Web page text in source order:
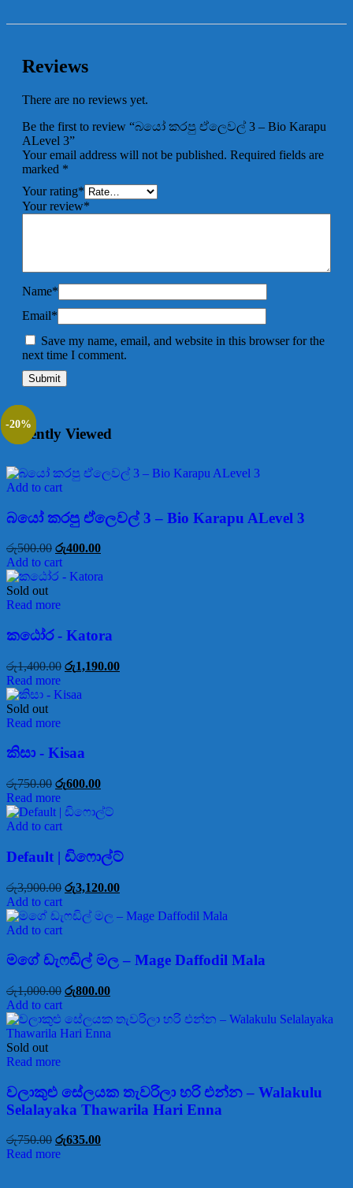
Reviews
There are no reviews yet.
Be the first to review “බයෝ කරපු ඒලෙවල් 3 – Bio Karapu
ALevel 3”
Your email address will not be published. Required fields are
marked *
Your rating*
Your review*
Name*
Email*
Save my name, email, and website in this browser for the
next time I comment.
Recently Viewed
-20%
Add to cart
බයෝ කරපු ඒලෙවල් 3 – Bio Karapu ALevel 3
රු500.00 රු400.00
Add to cart
Sold out
Read more
කඨෝර - Katora
රු1,400.00 රු1,190.00
Read more
Sold out
Read more
කිසා - Kisaa
රු750.00 රු600.00
Read more
-20%
Add to cart
Default | ඩිෆොල්ට්
රු3,900.00 රු3,120.00
Add to cart
-20%
Add to cart
මගේ ඩැෆඩිල් මල – Mage Daffodil Mala
රු1,000.00 රු800.00
Add to cart
Sold out
Read more
වලාකුළු සේලයක තැවරිලා හරි එන්න – Walakulu
Selalayaka Thawarila Hari Enna
රු750.00 රු635.00
Read more